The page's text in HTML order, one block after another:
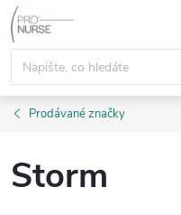
Přejít
na
obsah
Prodávané značky
Storm